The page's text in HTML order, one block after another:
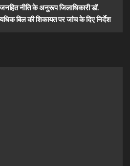
नीति के अनुरूप जिलाधिकारी डॉ.
बिल की शिकायत पर जांच के दिए निर्देश